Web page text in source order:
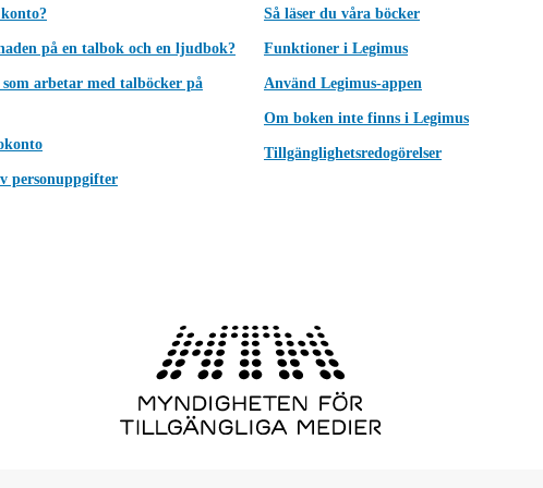
på en talbok och en ljudbok?
arbetar med talböcker på
personuppgifter
Så läser du våra böcker
Funktioner i Legimus
Använd Legimus-appen
Om boken inte finns i Legimus
Tillgänglighetsredogörelser